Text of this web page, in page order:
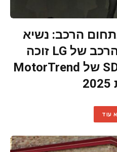
הרכב: נשיא
חברת פתרונות הרכב של LG זוכה
בפרס החדשנות SDV של MotorTrend
עוד